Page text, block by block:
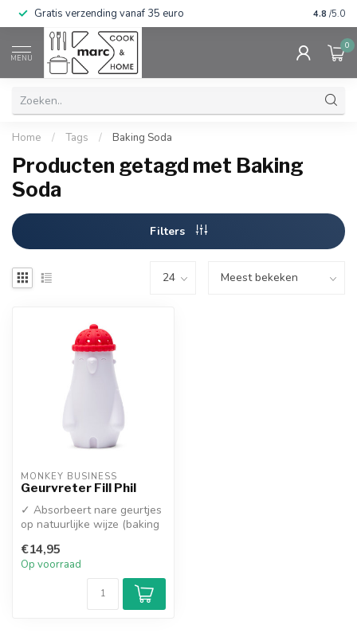
Gratis verzending vanaf 35 euro 4.8 /5.0
MENU
0
Home / Tags / Baking Soda
Producten getagd met Baking
Soda
Filters
MONKEY BUSINESS
Geurvreter Fill Phil
✓ Absorbeert nare geurtjes
op natuurlijke wijze (baking
✓ Duurzaam & Navu...
€14,95
Op voorraad